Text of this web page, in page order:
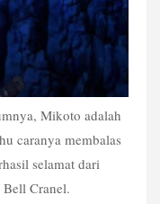
Mikoto adalah
caranya membalas
selamat dari
Bell Cranel.